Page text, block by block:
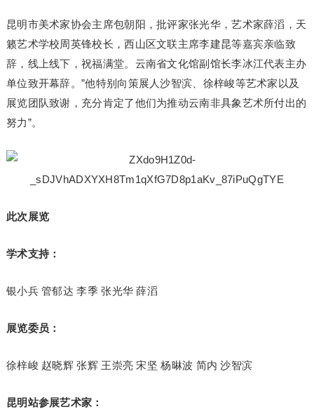
昆明市美术家协会主席包朝阳，批评家张光华，艺术家薛滔，天
籁艺术学校周英锋校长，西山区文联主席李建昆等嘉宾亲临致
辞，线上线下，祝福满堂。云南省文化馆副馆长李冰江代表主办
单位致开幕辞。”他特别向策展人沙智滨、徐梓峻等艺术家以及
展览团队致谢，充分肯定了他们为推动云南非具象艺术所付出的
努力”。
此次展览
学术支持：
银小兵 管郁达 李季 张光华 薛滔
展览委员：
徐梓峻 赵晓辉 张辉 王崇亮 宋坚 杨晽波 简内 沙智滨
昆明站参展艺术家：